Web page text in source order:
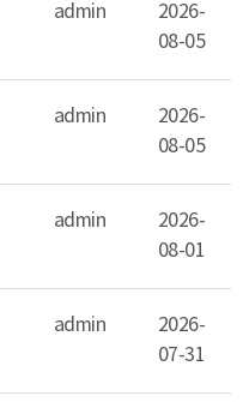
admin
2026-
08-05
admin
2026-
08-05
admin
2026-
08-01
admin
2026-
07-31